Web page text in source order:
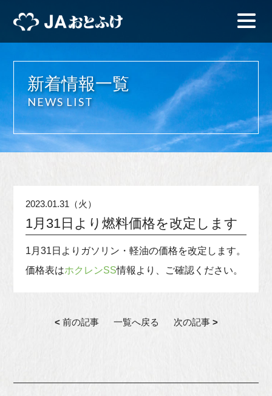
新着情報一覧
NEWS LIST
2023.01.31（火）
1月31日より燃料価格を改定します
1月31日よりガソリン・軽油の価格を改定します。
価格表はホクレンSS情報より、ご確認ください。
< 前の記事 一覧へ戻る 次の記事>